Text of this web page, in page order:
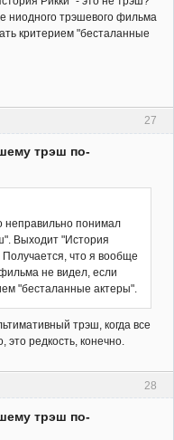
ниодного трэшевого фильма
критерием "бесталанные
27
трэш по-
неправильно понимал
Выходит "История
Получается, что я вообще
не видел, если
"бесталанные актеры".
трэш, когда все
это редкость, конечно.
28
трэш по-